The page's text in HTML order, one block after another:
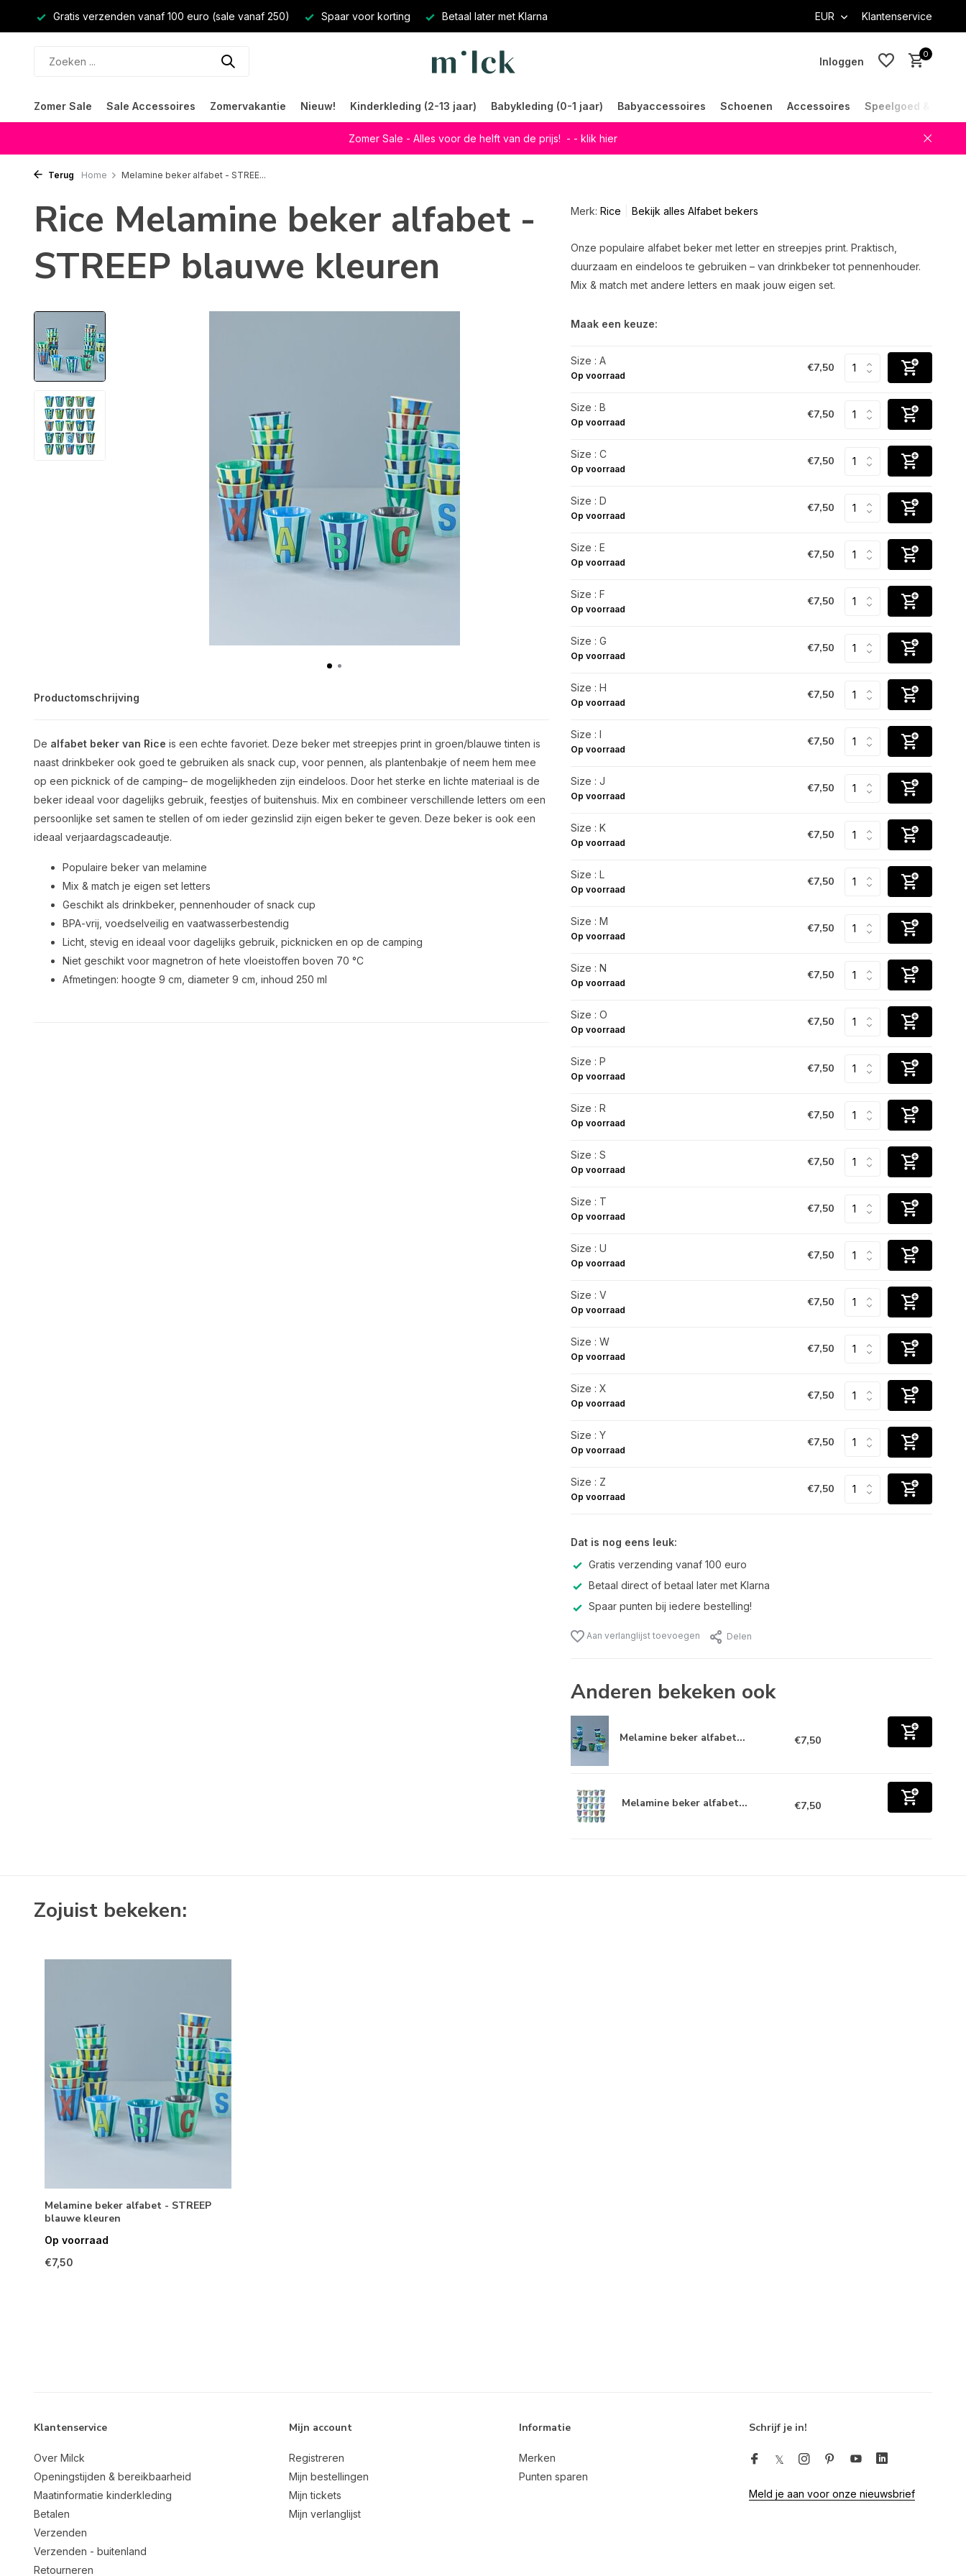
Gratis verzenden vanaf 100 euro (sale vanaf 250) Spaar voor korting Betaal later met Klarna EUR Klantenservice
Inloggen
0
Zomer Sale Sale Accessoires Zomervakantie Nieuw! Kinderkleding (2-13 jaar) Babykleding (0-1 jaar) Babyaccessoires Schoenen Accessoires Speelgoed &
Zomer Sale - Alles voor de helft van de prijs! - - klik hier
Terug Home Melamine beker alfabet - STREE...
Rice Melamine beker alfabet -
STREEP blauwe kleuren
Productomschrijving
De alfabet beker van Rice is een echte favoriet. Deze beker met streepjes print in groen/blauwe tinten is
naast drinkbeker ook goed te gebruiken als snack cup, voor pennen, als plantenbakje of neem hem mee
op een picknick of de camping– de mogelijkheden zijn eindeloos. Door het sterke en lichte materiaal is de
beker ideaal voor dagelijks gebruik, feestjes of buitenshuis. Mix en combineer verschillende letters om een
persoonlijke set samen te stellen of om ieder gezinslid zijn eigen beker te geven. Deze beker is ook een
ideaal verjaardagscadeautje.
Populaire beker van melamine
Mix & match je eigen set letters
Geschikt als drinkbeker, pennenhouder of snack cup
BPA-vrij, voedselveilig en vaatwasserbestendig
Licht, stevig en ideaal voor dagelijks gebruik, picknicken en op de camping
Niet geschikt voor magnetron of hete vloeistoffen boven 70 °C
Afmetingen: hoogte 9 cm, diameter 9 cm, inhoud 250 ml
Merk: Rice Bekijk alles Alfabet bekers
Onze populaire alfabet beker met letter en streepjes print. Praktisch,
duurzaam en eindeloos te gebruiken – van drinkbeker tot pennenhouder.
Mix & match met andere letters en maak jouw eigen set.
Maak een keuze:
Size : A
Op voorraad
€7,50
Size : B
Op voorraad
€7,50
Size : C
Op voorraad
€7,50
Size : D
Op voorraad
€7,50
Size : E
Op voorraad
€7,50
Size : F
Op voorraad
€7,50
Size : G
Op voorraad
€7,50
Size : H
Op voorraad
€7,50
Size : I
Op voorraad
€7,50
Size : J
Op voorraad
€7,50
Size : K
Op voorraad
€7,50
Size : L
Op voorraad
€7,50
Size : M
Op voorraad
€7,50
Size : N
Op voorraad
€7,50
Size : O
Op voorraad
€7,50
Size : P
Op voorraad
€7,50
Size : R
Op voorraad
€7,50
Size : S
Op voorraad
€7,50
Size : T
Op voorraad
€7,50
Size : U
Op voorraad
€7,50
Size : V
Op voorraad
€7,50
Size : W
Op voorraad
€7,50
Size : X
Op voorraad
€7,50
Size : Y
Op voorraad
€7,50
Size : Z
Op voorraad
€7,50
Dat is nog eens leuk:
Gratis verzending vanaf 100 euro
Betaal direct of betaal later met Klarna
Spaar punten bij iedere bestelling!
Aan verlanglijst toevoegen Delen
Anderen bekeken ook
Melamine beker alfabet... €7,50
Melamine beker alfabet... €7,50
Zojuist bekeken:
Melamine beker alfabet - STREEP
blauwe kleuren
Op voorraad
€7,50
Klantenservice
Over Milck
Openingstijden & bereikbaarheid
Maatinformatie kinderkleding
Betalen
Verzenden
Verzenden - buitenland
Retourneren
Mijn account
Registreren
Mijn bestellingen
Mijn tickets
Mijn verlanglijst
Informatie
Merken
Punten sparen
Schrijf je in!
Meld je aan voor onze nieuwsbrief